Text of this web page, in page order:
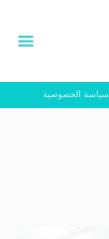
سياسة الخصوصية